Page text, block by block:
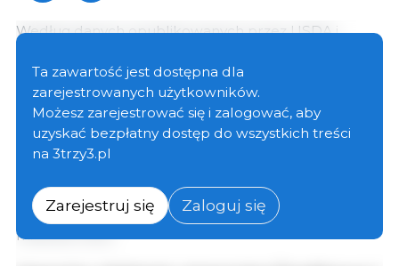
Według danych opublikowanych przez USDA i
Eksportu Mięsa (USMEF), marcowy
wieprzowiny osiągnął rekordowy poziom
ton, co stanowi wzrost o 1% w stosunku do
zeszłorocznej sumy, i ustanowił nowyrekord wartości
na poziomie 794,9 mln USD (wzrost o 4 %). W
niższy od ubiegłorocznego tempa zarówno pod
względem wielkości (782,620 ton), jak i wartości (2,07
miliarda USD).
Ta zawartość jest dostępna dla
zarejestrowanych użytkowników.
Możesz zarejestrować się i zalogować, aby
uzyskać bezpłatny dostęp do wszystkich treści
na 3trzy3.pl
Zarejestruj się Zaloguj się